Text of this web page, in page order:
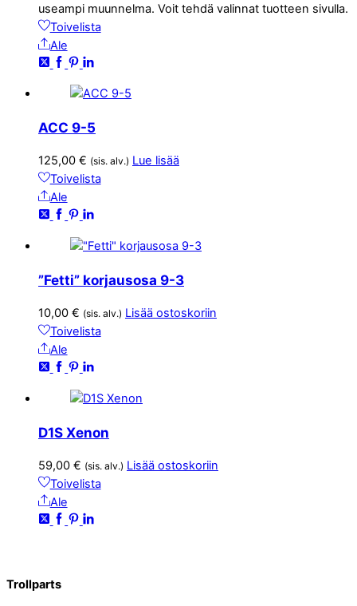
useampi muunnelma. Voit tehdä valinnat tuotteen sivulla.
Toivelista
Ale
ACC 9-5
125,00 € (sis. alv.) Lue lisää
Toivelista
Ale
”Fetti” korjausosa 9-3
10,00 € (sis. alv.) Lisää ostoskoriin
Toivelista
Ale
D1S Xenon
59,00 € (sis. alv.) Lisää ostoskoriin
Toivelista
Ale
Trollparts